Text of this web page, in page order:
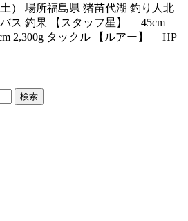
） 場所福島県 猪苗代湖 釣り人北
ス 釣果 【スタッフ星】 45cm
2,300g タックル 【ルアー】 HP